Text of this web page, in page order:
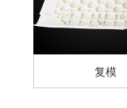
复模